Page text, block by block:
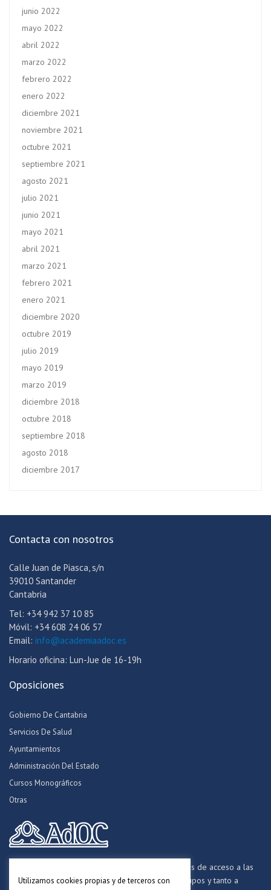
junio 2022
mayo 2022
abril 2022
marzo 2022
febrero 2022
enero 2022
diciembre 2021
noviembre 2021
octubre 2021
septiembre 2021
agosto 2021
julio 2021
junio 2021
mayo 2021
abril 2021
marzo 2021
febrero 2021
enero 2021
diciembre 2020
octubre 2019
julio 2019
mayo 2019
marzo 2019
diciembre 2018
octubre 2018
septiembre 2018
agosto 2018
diciembre 2017
Contacta con nosotros
Calle Juan de Piasca, s/n
39010 Santander
Cantabria
Tel: +34 942 37 10 85
Móvil: +34 608 24 06 57
Email: info@academiaadoc.es
Horario oficina: Lun-Jue de 16-19h
Oposiciones
Gobierno De Cantabria
Servicios De Salud
Ayuntamientos
Administración Del Estado
Cursos Monográficos
Otras
Formamos opositores para los procesos selectivos de acceso a las
distintas Administraciones Públicas, a todos los grupos y tanto a
Utilizamos cookies propias y de terceros con